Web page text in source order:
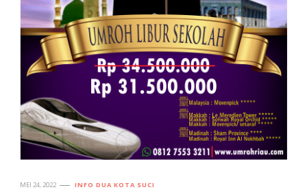
MEI 24, 2022 INFO DUA KOTA SUCI